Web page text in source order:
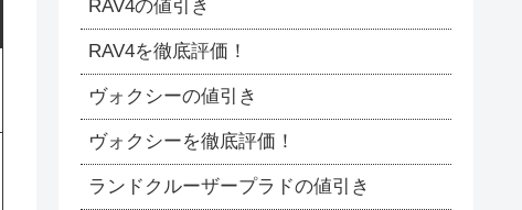
RAV4の値引き
RAV4を徹底評価！
ヴォクシーの値引き
ヴォクシーを徹底評価！
ランドクルーザープラドの値引き